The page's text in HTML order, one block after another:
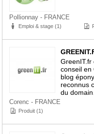
Pollionnay - FRANCE
Emploi & stage (1)
GreenIT.fr
conseil en
blog
reconnus
du
Corenc - FRANCE
Produit (1)